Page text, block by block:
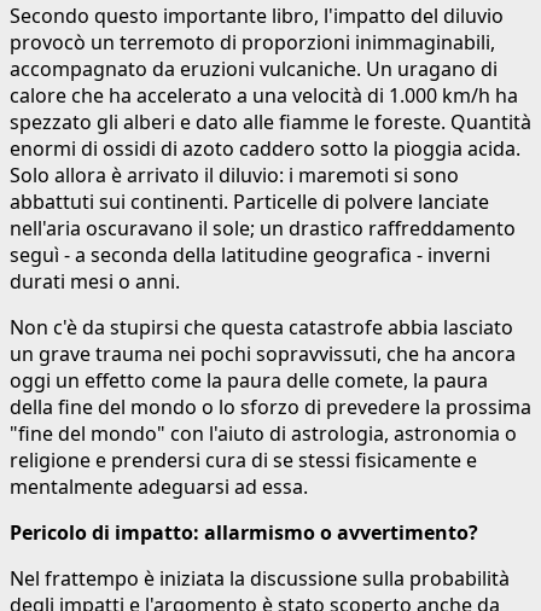
Secondo questo importante libro, l'impatto del diluvio
provocò un terremoto di proporzioni inimmaginabili,
accompagnato da eruzioni vulcaniche. Un uragano di
calore che ha accelerato a una velocità di 1.000 km/h ha
spezzato gli alberi e dato alle fiamme le foreste. Quantità
enormi di ossidi di azoto caddero sotto la pioggia acida.
Solo allora è arrivato il diluvio: i maremoti si sono
abbattuti sui continenti. Particelle di polvere lanciate
nell'aria oscuravano il sole; un drastico raffreddamento
seguì - a seconda della latitudine geografica - inverni
durati mesi o anni.
Non c'è da stupirsi che questa catastrofe abbia lasciato
un grave trauma nei pochi sopravvissuti, che ha ancora
oggi un effetto come la paura delle comete, la paura
della fine del mondo o lo sforzo di prevedere la prossima
"fine del mondo" con l'aiuto di astrologia, astronomia o
religione e prendersi cura di se stessi fisicamente e
mentalmente adeguarsi ad essa.
Pericolo di impatto: allarmismo o avvertimento?
Nel frattempo è iniziata la discussione sulla probabilità
degli impatti e l'argomento è stato scoperto anche da